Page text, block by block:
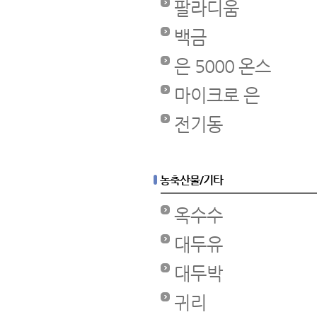
팔라디움
백금
은 5000 온스
마이크로 은
전기동
농축산물/기타
옥수수
대두유
대두박
귀리